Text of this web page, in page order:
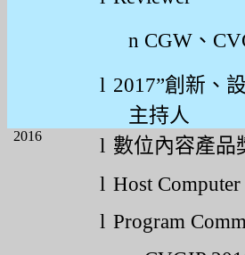
n CGW 、
l 2017”創新、
主持人
2016 l 數位內容產品
l Host
l Program